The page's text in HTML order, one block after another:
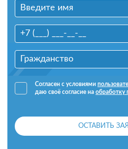
Согласен с условиями
даю своё согласие на обработку